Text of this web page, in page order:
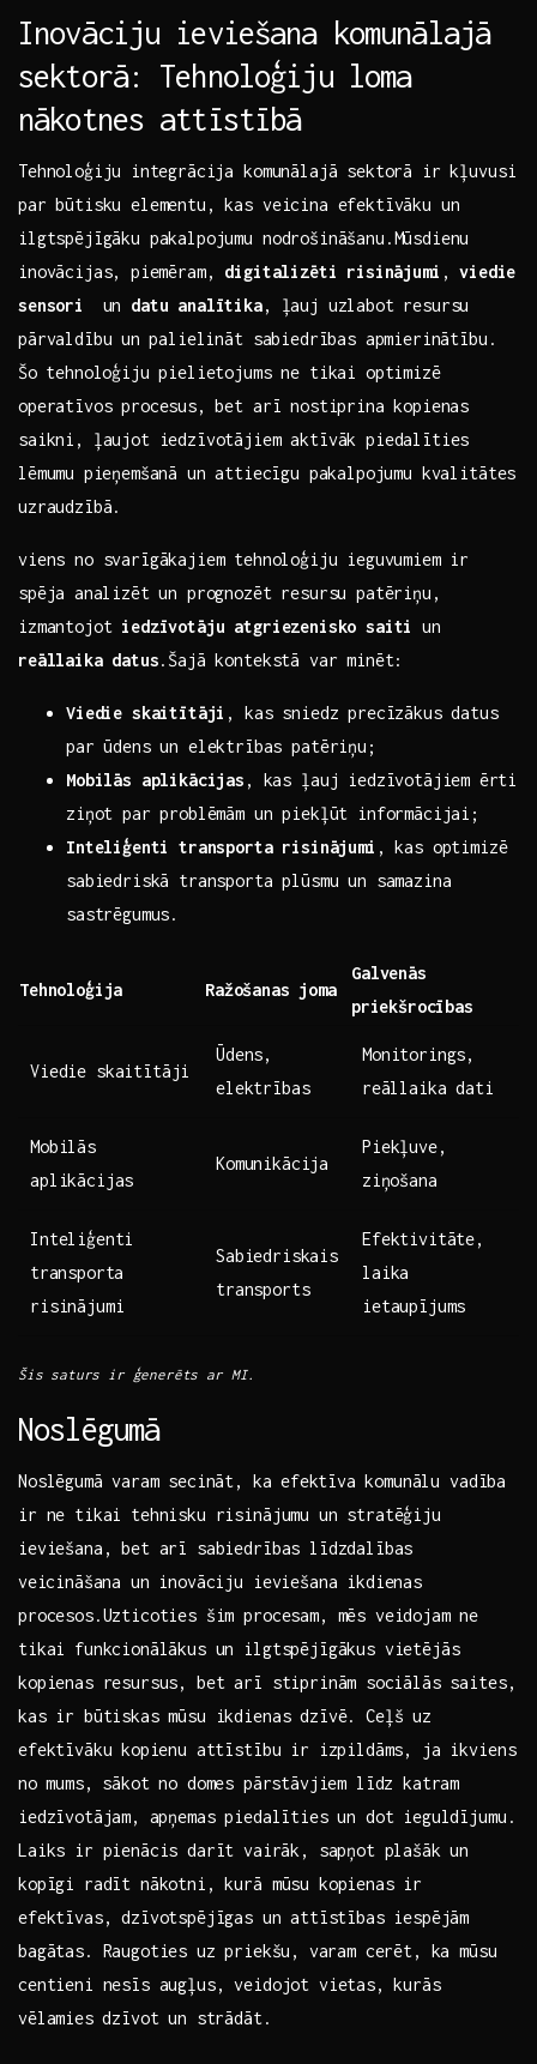
Inovāciju ieviešana komunālajā
sektorā: Tehnoloģiju loma
‍nākotnes attīstībā
Tehnoloģiju⁣ integrācija komunālajā sektorā ir kļuvusi
par būtisku elementu, kas veicina efektīvāku un
ilgtspējīgāku pakalpojumu nodrošināšanu.Mūsdienu
inovācijas,⁣ piemēram, digitalizēti risinājumi ,⁢viedie
sensori
‍ un datu analītika, ļauj‍ uzlabot resursu
pārvaldību ⁤un ⁢palielināt sabiedrības apmierinātību.
Šo ⁤tehnoloģiju pielietojums ne tikai optimizē
operatīvos procesus,⁤ bet arī nostiprina ‌kopienas
saikni, ļaujot iedzīvotājiem aktīvāk piedalīties
lēmumu⁤ pieņemšanā ​un⁢ attiecīgu ‍pakalpojumu kvalitātes‍
uzraudzībā.
viens no svarīgākajiem ⁤tehnoloģiju ieguvumiem ir
spēja ⁤analizēt ‍un ​prognozēt resursu patēriņu,
‍izmantojot iedzīvotāju atgriezenisko saiti un
reāllaika⁣ datus.Šajā kontekstā var minēt:
Viedie skaitītāji , kas sniedz precīzākus‍ datus
‌par ūdens un elektrības patēriņu;
Mobilās aplikācijas , kas ļauj ‍iedzīvotājiem⁢ ērti​
ziņot par problēmām un ‍piekļūt informācijai;
Inteliģenti transporta risinājumi , kas optimizē
sabiedriskā transporta plūsmu un samazina
sastrēgumus.
Tehnoloģija Ražošanas joma
Galvenās
⁣priekšrocības
Viedie‌ skaitītāji
Ūdens,
elektrības
Monitorings,
⁢reāllaika dati
Mobilās
aplikācijas
Komunikācija
Piekļuve,
⁣ziņošana
Inteliģenti
⁢transporta
risinājumi
Sabiedriskais
transports
Efektivitāte,⁣
laika
ietaupījums
Šis⁢ saturs ir ģenerēts ar MI.
Noslēgumā
Noslēgumā ⁢varam secināt, ⁢ka ⁢efektīva ⁤komunālu‍ vadība
‍ir ne tikai​ tehnisku risinājumu un stratēģiju
‌ieviešana, bet arī ​sabiedrības līdzdalības
⁢veicināšana un inovāciju ieviešana ikdienas
procesos.Uzticoties šim procesam, mēs veidojam ne
tikai‌ funkcionālākus un ilgtspējīgākus vietējās
kopienas resursus, ​bet arī stiprinām⁣ sociālās saites,
kas ir būtiskas mūsu ikdienas dzīvē. Ceļš ⁣uz
efektīvāku⁤ kopienu attīstību ir izpildāms, ja ikviens
no ⁢mums, sākot no ​domes⁣ pārstāvjiem līdz katram
iedzīvotājam, ⁤apņemas piedalīties un dot ieguldījumu.
​Laiks ir pienācis darīt⁣ vairāk, sapņot‍ plašāk‍ un
kopīgi radīt nākotni, kurā mūsu kopienas ir⁤
efektīvas, dzīvotspējīgas un⁣ attīstības iespējām
bagātas. Raugoties ‌uz⁤ priekšu,⁣ varam cerēt, ka⁢ mūsu⁤
centieni‍ nesīs augļus, veidojot vietas, ⁢kurās
vēlamies ⁢dzīvot‌ un strādāt.